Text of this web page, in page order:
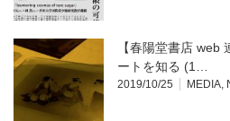
【春陽堂書店 web
ートを知る (1…
2019/10/25 MEDIA,